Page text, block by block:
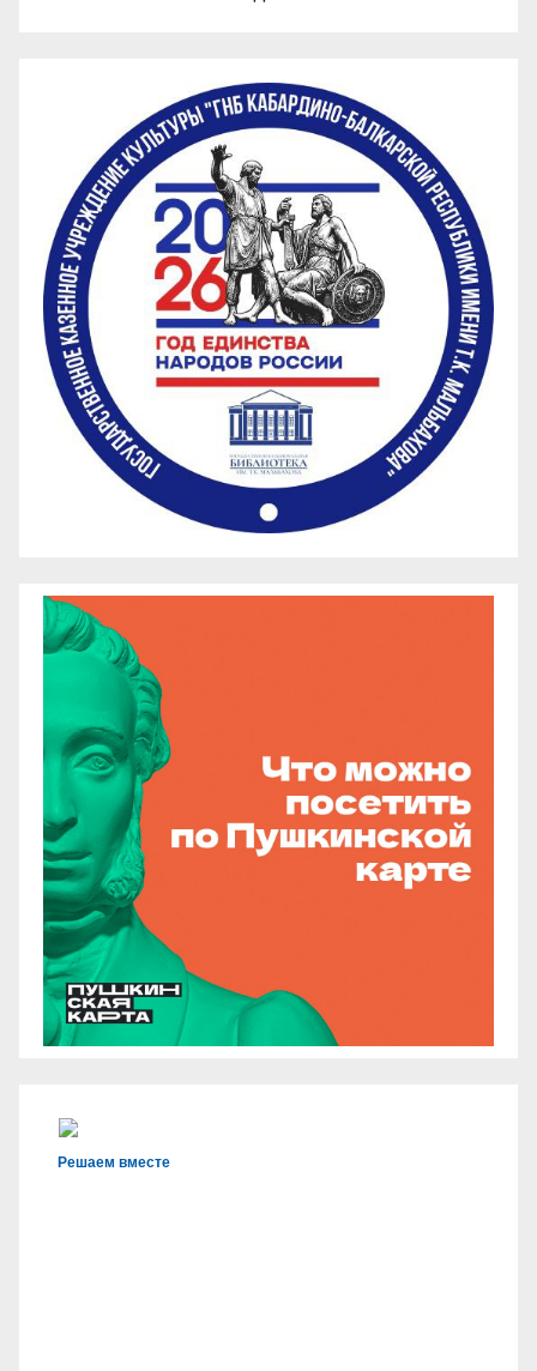
Решаем вместе